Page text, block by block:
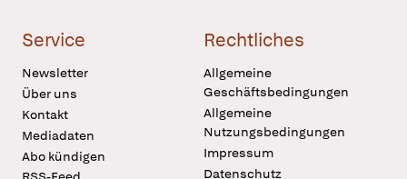
Service
Newsletter
Über uns
Kontakt
Mediadaten
Abo kündigen
Rechtliches
Allgemeine
Geschäftsbedingungen
Allgemeine
Nutzungsbedingungen
Impressum
Datenschutz